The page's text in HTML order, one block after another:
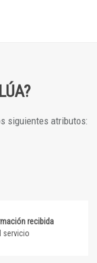
siguientes atributos:
recibida
servicio